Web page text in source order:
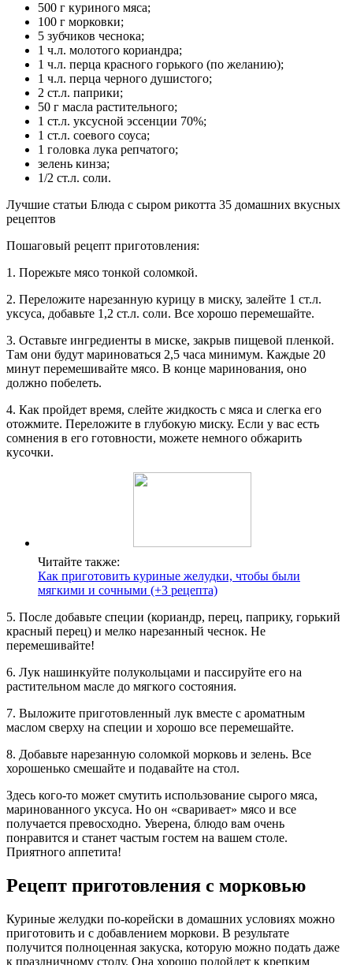
500 г куриного мяса;
100 г морковки;
5 зубчиков чеснока;
1 ч.л. молотого кориандра;
1 ч.л. перца красного горького (по желанию);
1 ч.л. перца черного душистого;
2 ст.л. паприки;
50 г масла растительного;
1 ст.л. уксусной эссенции 70%;
1 ст.л. соевого соуса;
1 головка лука репчатого;
зелень кинза;
1/2 ст.л. соли.
Лучшие статьи Блюда с сыром рикотта 35 домашних вкусных
рецептов
Пошаговый рецепт приготовления:
1. Порежьте мясо тонкой соломкой.
2. Переложите нарезанную курицу в миску, залейте 1 ст.л.
уксуса, добавьте 1,2 ст.л. соли. Все хорошо перемешайте.
3. Оставьте ингредиенты в миске, закрыв пищевой пленкой.
Там они будут мариноваться 2,5 часа минимум. Каждые 20
минут перемешивайте мясо. В конце маринования, оно
должно побелеть.
4. Как пройдет время, слейте жидкость с мяса и слегка его
отожмите. Переложите в глубокую миску. Если у вас есть
сомнения в его готовности, можете немного обжарить
кусочки.
Читайте также:
Как приготовить куриные желудки, чтобы были
мягкими и сочными (+3 рецепта)
5. После добавьте специи (кориандр, перец, паприку, горький
красный перец) и мелко нарезанный чеснок. Не
перемешивайте!
6. Лук нашинкуйте полукольцами и пассируйте его на
растительном масле до мягкого состояния.
7. Выложите приготовленный лук вместе с ароматным
маслом сверху на специи и хорошо все перемешайте.
8. Добавьте нарезанную соломкой морковь и зелень. Все
хорошенько смешайте и подавайте на стол.
Здесь кого-то может смутить использование сырого мяса,
маринованного уксуса. Но он «сваривает» мясо и все
получается превосходно. Уверена, блюдо вам очень
понравится и станет частым гостем на вашем столе.
Приятного аппетита!
Рецепт приготовления с морковью
Куриные желудки по-корейски в домашних условиях можно
приготовить и с добавлением моркови. В результате
получится полноценная закуска, которую можно подать даже
к праздничному столу. Она хорошо подойдет к крепким